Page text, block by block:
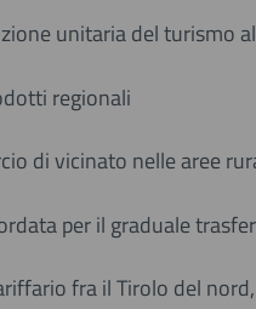
unitaria del turismo
regionali
di vicinato nelle aree
per il graduale
fra il Tirolo del